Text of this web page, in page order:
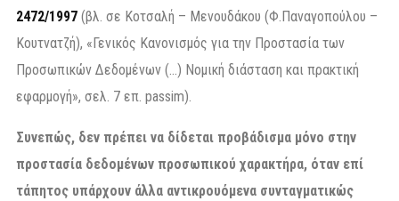
2472/1997 (βλ. σε Κοτσαλή – Μενουδάκου (Φ.Παναγοπούλου –
Κουτνατζή), «Γενικός Κανονισμός για την Προστασία των
Προσωπικών Δεδομένων (…) Νομική διάσταση και πρακτική
εφαρμογή», σελ. 7 επ. passim).
Συνεπώς, δεν πρέπει να δίδεται προβάδισμα μόνο στην
προστασία δεδομένων προσωπικού χαρακτήρα, όταν επί
τάπητος υπάρχουν άλλα αντικρουόμενα συνταγματικώς